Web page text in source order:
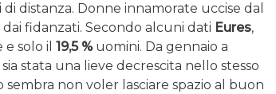
distanza. Donne innamorate uccise dal
fidanzati. Secondo alcuni dati Eures,
solo il 19,5 %uomini. Da gennaio a
stata una lieve decrescita nello stesso
non voler lasciare spazio al buon